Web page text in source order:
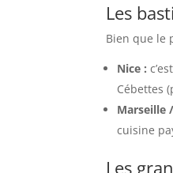
Les
Bien que le
Nice :
Cébettes
Marseille
cuisine
Les